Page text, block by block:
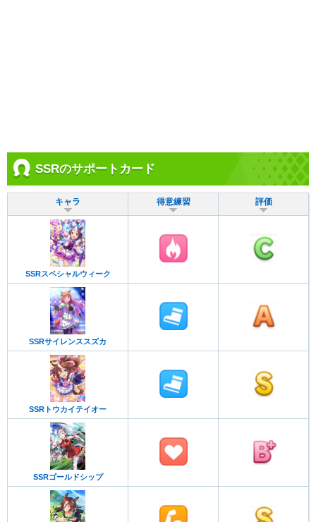
SSRのサポートカード
キャラ 得意練習 評価
SSRスペシャルウィーク
SSRサイレンススズカ
SSRトウカイテイオー
SSRゴールドシップ